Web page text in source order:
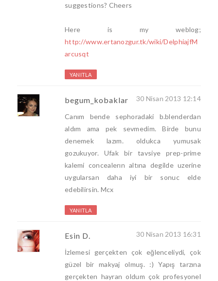
suggestions? Cheers
Here is my weblog;
http://www.ertanozgur.tk/wiki/DelphiajfM
arcusqt
YANITLA
begum_kobaklar 30 Nisan 2013 12:14
Canım bende sephoradaki b.blenderdan
aldım ama pek sevmedim. Birde bunu
denemek lazım. oldukca yumusak
gozukuyor. Ufak bir tavsiye prep-prime
kalemi concealerın altına degilde uzerine
uygularsan daha iyi bir sonuc elde
edebilirsin. Mcx
YANITLA
Esin D. 30 Nisan 2013 16:31
İzlemesi gerçekten çok eğlenceliydi, çok
güzel bir makyaj olmuş. :) Yapış tarzına
gerçekten hayran oldum çok profesyonel